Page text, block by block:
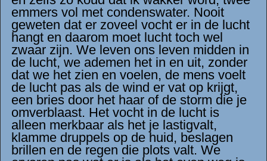
emmers vol met condenswater. Nooit
geweten dat er zoveel vocht er in de lucht
hangt en daarom moet lucht toch wel
zwaar zijn. We leven ons leven midden in
de lucht, we ademen het in en uit, zonder
dat we het zien en voelen, de mens voelt
de lucht pas als de wind er vat op krijgt,
een bries door het haar of de storm die je
omverblaast. Het vocht in de lucht is
alleen merkbaar als het je lastigvalt,
klamme druppels op de huid, beslagen
brillen en de regen die plots valt. We